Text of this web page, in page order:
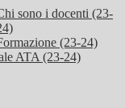
sono i docenti (23-
(23-24)
ATA (23-24)